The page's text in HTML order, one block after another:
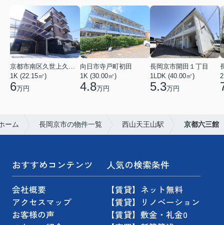
1K (22.15㎡)
6万円
向日市寺戸町初田
1K (30.00㎡)
4.8万円
長岡京市開田１丁目
1LDK (40.00㎡)
5.3万円
ーム 長岡京市の物件一覧 西山天王山駅 京都六三館
おすすめコンテンツ
会社概要
アクセスマップ
お客様の声
人気の検索条件
【賃貸】ネット無料
【賃貸】リノベーション
【賃貸】敷金・礼金0